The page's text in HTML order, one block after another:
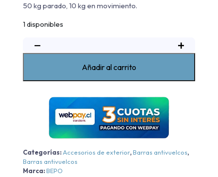
50 kg parado, 10 kg en movimiento.
1 disponibles
−
Sobre
Elegance
Bepo
Renault
Alaskan
-
Negra
-
Negra
+
Añadir al carrito
Categorías:Accesorios de exterior,Barras antivuelcos,
Barras antivuelcos
Marca:BEPO